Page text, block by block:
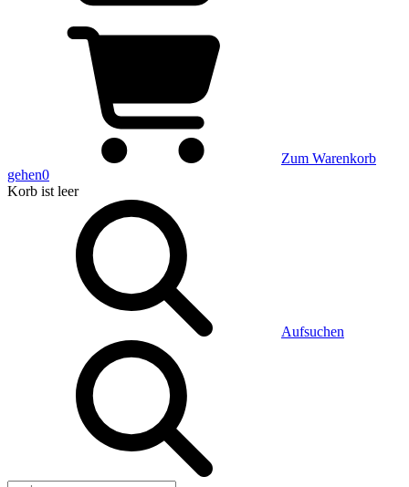
Zum Warenkorb
gehen0
Korb ist leer
Aufsuchen